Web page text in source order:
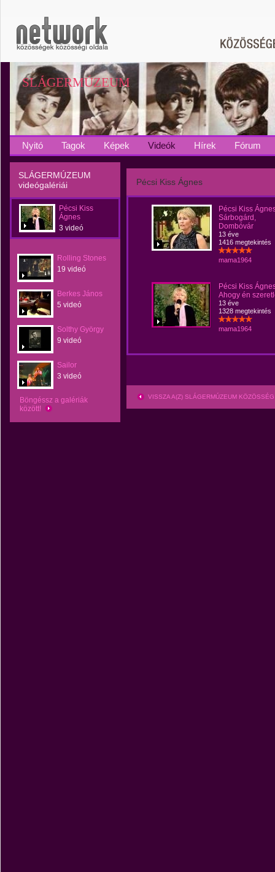
SLÁGERMÚZEUM
Nyitó Tagok Képek Videók Hírek Fórum
SLÁGERMÚZEUM
videógalériái
Pécsi Kiss
Ágnes
3 videó
Rolling Stones
19 videó
Berkes János
5 videó
Solthy György
9 videó
Sailor
3 videó
Böngéssz a galériák
között!
Pécsi Kiss Ágnes
Pécsi Kiss
Sárbogárd,
Dombóvár
13 éve
1416 megtekintés
mama1964
Pécsi Kiss
Ahogy én
13 éve
1328 megtekintés
mama1964
VISSZA A(Z) SLÁGERMÚZEUM